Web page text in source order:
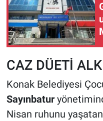
CAZ DÜETİ
Konak Belediyesi
Sayınbatur
Nisan ruhunu